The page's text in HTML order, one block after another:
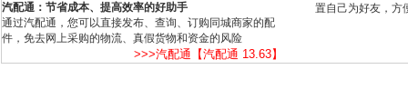
汽配通：节省成本、提高效率的好助手
通过汽配通，您可以直接发布、查询、订购同城商家的配
件，免去网上采购的物流、真假货物和资金的风险
>>>汽配通【汽配通 13.63】
置自己为好友，方